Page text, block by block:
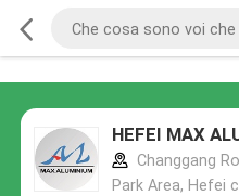
HEFEI MAX
Changgang
Park Area, Hefei